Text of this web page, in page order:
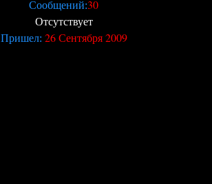
Сообщений:30
Отсутствует
Пришел: 26 Сентября 2009